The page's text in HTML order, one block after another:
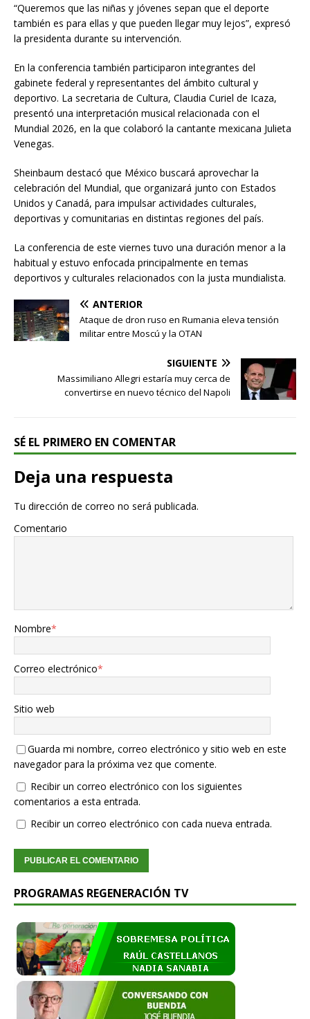
“Queremos que las niñas y jóvenes sepan que el deporte
también es para ellas y que pueden llegar muy lejos”, expresó
la presidenta durante su intervención.
En la conferencia también participaron integrantes del
gabinete federal y representantes del ámbito cultural y
deportivo. La secretaria de Cultura, Claudia Curiel de Icaza,
presentó una interpretación musical relacionada con el
Mundial 2026, en la que colaboró la cantante mexicana Julieta
Venegas.
Sheinbaum destacó que México buscará aprovechar la
celebración del Mundial, que organizará junto con Estados
Unidos y Canadá, para impulsar actividades culturales,
deportivas y comunitarias en distintas regiones del país.
La conferencia de este viernes tuvo una duración menor a la
habitual y estuvo enfocada principalmente en temas
deportivos y culturales relacionados con la justa mundialista.
ANTERIOR
Ataque de dron ruso en Rumania eleva tensión
militar entre Moscú y la OTAN
SIGUIENTE
Massimiliano Allegri estaría muy cerca de
convertirse en nuevo técnico del Napoli
SÉ EL PRIMERO EN COMENTAR
Deja una respuesta
Tu dirección de correo no será publicada.
Comentario
Nombre*
Correo electrónico*
Sitio web
Guarda mi nombre, correo electrónico y sitio web en este
navegador para la próxima vez que comente.
Recibir un correo electrónico con los siguientes
comentarios a esta entrada.
Recibir un correo electrónico con cada nueva entrada.
PROGRAMAS REGENERACIÓN TV